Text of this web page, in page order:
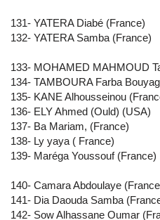
131- YATERA Diabé (France)
132- YATERA Samba (France)
133- MOHAMED MAHMOUD
134- TAMBOURA Farba
135- KANE Alhousseinou
136- ELY Ahmed (Ould) (USA)
137- Ba Mariam, (France)
138- Ly yaya ( France)
139- Maréga Youssouf (France)
140- Camara Abdoulaye
141- Dia Daouda Samba
142- Sow Alhassane Oumar